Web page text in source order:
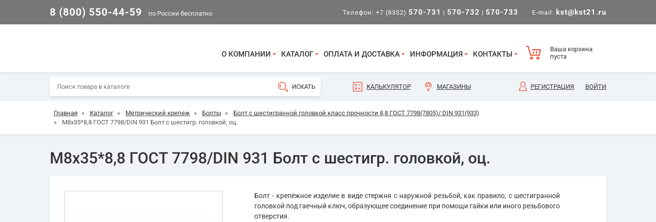
8 (800) 550-44-59 по России бесплатно Телефон: +7 (8352) 570-731 | 570-732 | 570-733 E-mail: kst@kst21.ru
О КОМПАНИИ КАТАЛОГ ОПЛАТА И ДОСТАВКА ИНФОРМАЦИЯ КОНТАКТЫ
Ваша корзина
пуста
КАЛЬКУЛЯТОР МАГАЗИНЫ РЕГИСТРАЦИЯ ВОЙТИ
Главная » Каталог » Метрический крепеж » Болты »
Болт с шестигранной головкой класс прочности 8,8 ГОСТ 7798(7805)/ DIN 931(933)
»
М8х35*8,8 ГОСТ 7798/DIN 931 Болт с шестигр. головкой, оц.
М8х35*8,8 ГОСТ 7798/DIN 931 Болт с шестигр. головкой, оц.
Болт - крепёжное изделие в виде стержня с наружной резьбой, как правило, с шестигранной
головкой под гаечный ключ, образующее соединение при помощи гайки или иного резьбового
отверстия.